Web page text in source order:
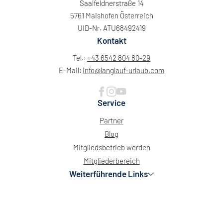
Saalfeldnerstraße 14
5761 Maishofen Österreich
UID-Nr. ATU68492419
Kontakt
Tel.: +43 6542 804 80-29
E-Mail: info@langlauf-urlaub.com
Service
Partner
Blog
Mitgliedsbetrieb werden
Mitgliederbereich
Weiterführende Links